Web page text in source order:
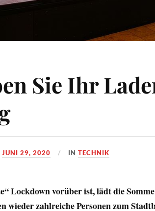
Sie Ihr
JUNI 29, 2020 INTECHNIK
Lockdown vorüber ist, lädt die
wieder zahlreiche Personen zum